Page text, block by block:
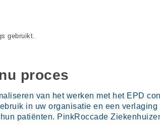
gebruikt.
proces
van het werken met het EPD
in uw organisatie en een
patiënten. PinkRoccade